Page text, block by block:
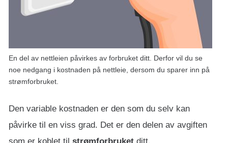
En del av nettleien påvirkes av forbruket ditt. Derfor vil du se
noe nedgang i kostnaden på nettleie, dersom du sparer inn på
strømforbruket.
Den variable kostnaden er den som du selv kan
påvirke til en viss grad. Det er den delen av avgiften